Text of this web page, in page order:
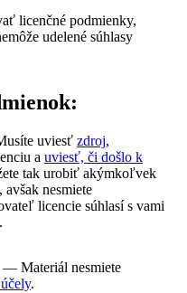
licenčné podmienky,
udelené súhlasy
uviesť zdroj,
a uviesť, či došlo k
tak urobiť akýmkoľvek
avšak nesmiete
licencie súhlasí s vami
— Materiál nesmiete
.